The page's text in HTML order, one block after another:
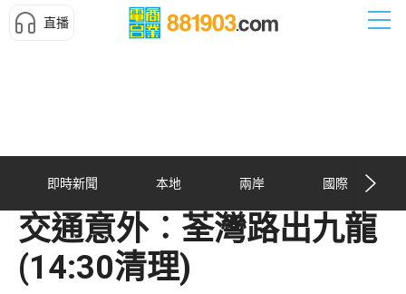
直播
即時新聞 本地 兩岸 國際
交通意外︰荃灣路出九龍
(14:30清理)